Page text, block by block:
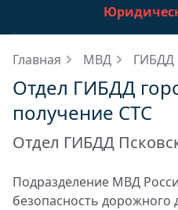
Главная МВД ГИБДД
Отдел ГИБДД
получение СТС
Отдел ГИБДД
Подразделение МВД
безопасность